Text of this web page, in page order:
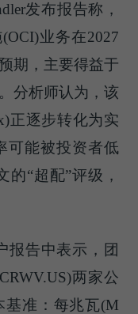
发布报告称，
业务在2027
期，主要得益于
分析师认为，该
正逐步转化为实
可能被投资者低
的“超配”评级，
报告中表示，团
两家公
基准：每兆瓦(M